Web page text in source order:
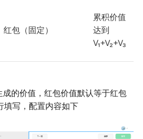
红包（固定）
累积价值
达到
V₁+V₂+V₃
成的价值，红包价值默认等于红包
填写，配置内容如下